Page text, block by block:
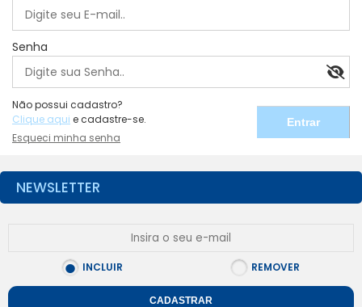
Senha
Não possui cadastro?
Clique aqui e cadastre-se.
Esqueci minha senha
NEWSLETTER
INCLUIR REMOVER
CADASTRAR